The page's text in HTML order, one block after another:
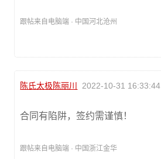
跟帖来自电脑端 · 中国河北沧州
陈氏太极陈丽川 2022-10-31 16:33:44
合同有陷阱，签约需谨慎！
跟帖来自电脑端 · 中国浙江金华